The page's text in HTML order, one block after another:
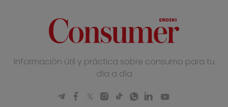
Información útil y práctica sobre consumo para tu
día a día